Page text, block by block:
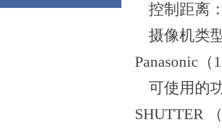
控制距离
摄像机类
Panasonic （
可使用的
SHUTTER